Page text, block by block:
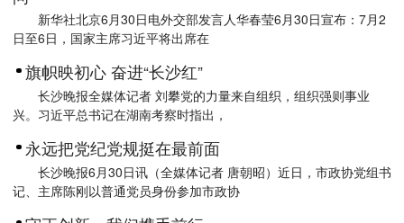
新华社北京6月30日电外交部发言人华春莹6月30日宣布：7月2
日至6日，国家主席习近平将出席在
旗帜映初心 奋进“长沙红”
长沙晚报全媒体记者 刘攀党的力量来自组织，组织强则事业
兴。习近平总书记在湖南考察时指出，
永远把党纪党规挺在最前面
长沙晚报6月30日讯（全媒体记者 唐朝昭）近日，市政协党组书
记、主席陈刚以普通党员身份参加市政协